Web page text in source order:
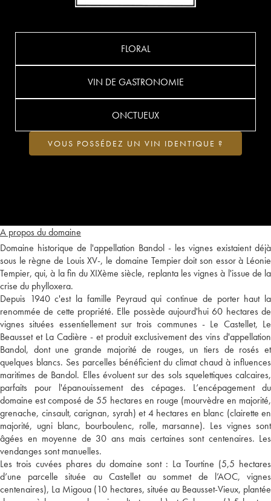
A propos du domaine
Domaine historique de l'appellation Bandol - les vignes existaient déjà
sous le règne de Louis XV-, le domaine Tempier doit son essor à Léonie
Tempier, qui, à la fin du XIXème siècle, replanta les vignes à l'issue de la
crise du phylloxera.
Depuis 1940 c'est la famille Peyraud qui continue de porter haut la
renommée de cette propriété. Elle possède aujourd'hui 60 hectares de
vignes situées essentiellement sur trois communes - Le Castellet, Le
Beausset et La Cadière - et produit exclusivement des vins d'appellation
Bandol, dont une grande majorité de rouges, un tiers de rosés et
quelques blancs. Ses parcelles bénéficient du climat chaud à influences
maritimes de Bandol. Elles évoluent sur des sols squelettiques calcaires,
parfaits pour l'épanouissement des cépages. L’encépagement du
domaine est composé de 55 hectares en rouge (mourvèdre en majorité,
grenache, cinsault, carignan, syrah) et 4 hectares en blanc (clairette en
majorité, ugni blanc, bourboulenc, rolle, marsanne). Les vignes sont
âgées en moyenne de 30 ans mais certaines sont centenaires. Les
vendanges sont manuelles.
Les trois cuvées phares du domaine sont : La Tourtine (5,5 hectares
d’une parcelle située au Castellet au sommet de l’AOC, vignes
centenaires), La Migoua (10 hectares, située au Beausset-Vieux, plantée
FLORAL
VIN DE GASTRONOMIE
ONCTUEUX
VOUS POSSÉDEZ UN VIN IDENTIQUE ?